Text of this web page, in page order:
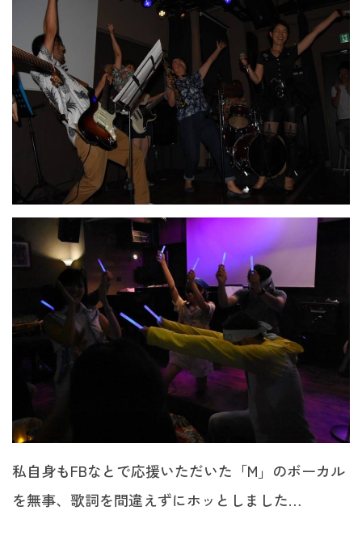
私自身もFBなとで応援いただいた「M」のボーカル
を無事、歌詞を間違えずにホッとしました…